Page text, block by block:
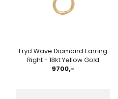
Fryd Wave Diamond Earring
Right - 18kt Yellow Gold
9700,-